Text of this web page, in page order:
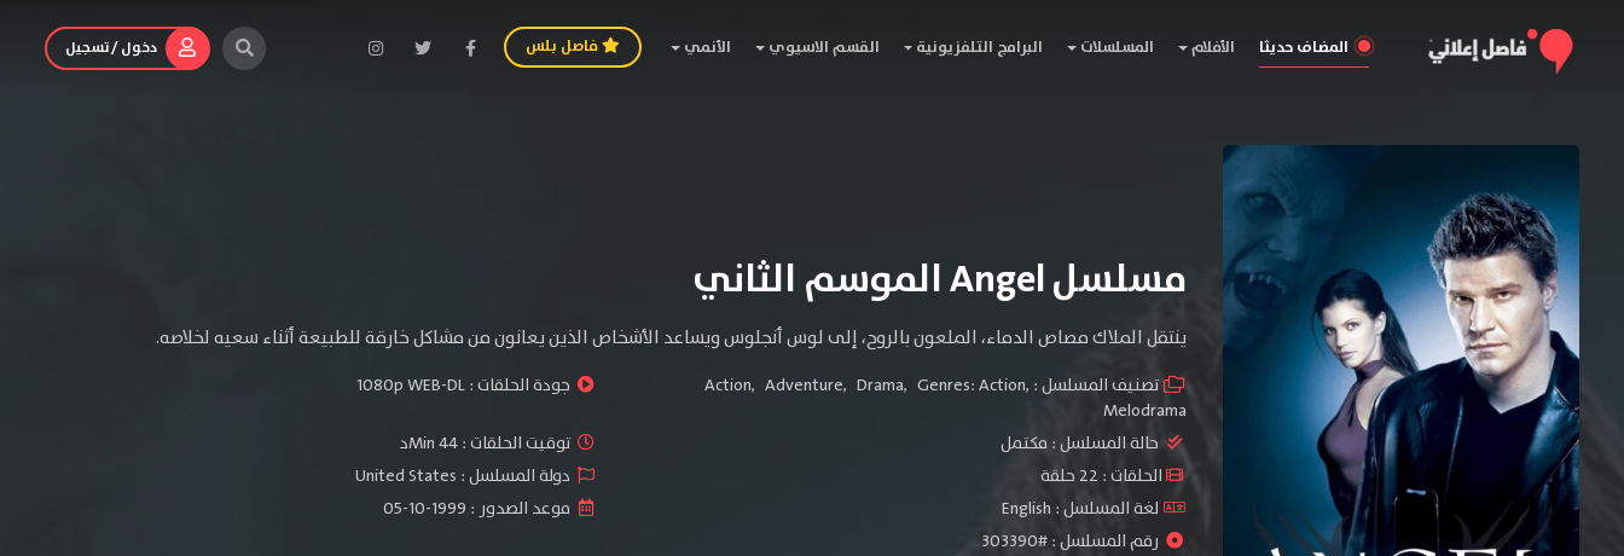
المضاف حديثا الأفلام المسلسلات البرامج التلفزيونية القسم الاسيوي الأنمي فاصل بلس دخول / تسجيل
مسلسل Angel الموسم الثاني
ينتقل الملاك مصاص الدماء، الملعون بالروح، إلى لوس أنجلوس ويساعد الأشخاص الذين يعانون من مشاكل خارقة للطبيعة أثناء سعيه لخلاصه.
تصنيف المسلسل : Action, Adventure, Drama, Genres: Action,
Melodrama
جودة الحلقات :1080p WEB-DL
حالة المسلسل : مكتمل
توقيت الحلقات : 44 Minد
الحلقات : 22 حلقة
دولة المسلسل : United States
لغة المسلسل : English
موعد الصدور : 1999-10-05
رقم المسلسل : #303390